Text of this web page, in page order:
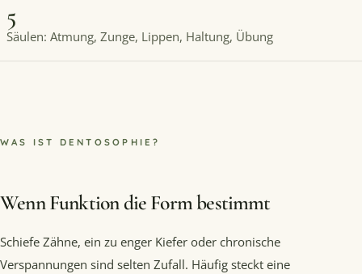
5
Säulen: Atmung, Zunge, Lippen, Haltung, Übung
WAS IST DENTOSOPHIE?
Wenn Funktion die Form bestimmt
Schiefe Zähne, ein zu enger Kiefer oder chronische
Verspannungen sind selten Zufall. Häufig steckt eine